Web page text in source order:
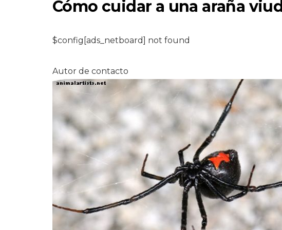
Cómo cuidar a una araña
$config[ads_netboard] not found
Autor de contacto
PERROS
7 recetas de pop de
hielo para cachorros
7,2026